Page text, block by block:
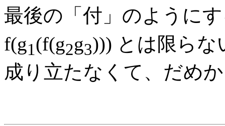
最後の「付」のように
f(g1(f(g2g3))) とは限らな
成り立たなくて、だめ